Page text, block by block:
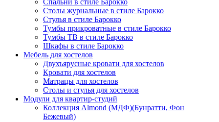
Спальни в стиле Барокко
Столы журнальные в стиле Барокко
Стулья в стиле Барокко
Тумбы прикроватные в стиле Барокко
Тумбы ТВ в стиле Барокко
Шкафы в стиле Барокко
Мебель для хостелов
Двухъярусные кровати для хостелов
Кровати для хостелов
Матрацы для хостелов
Столы и стулья для хостелов
Модули для квартир-студий
Коллекция Almond (МДФ)(Бунратти, Фон
Бежевый)